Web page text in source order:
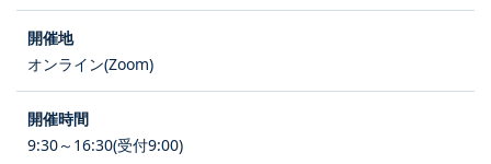
オンライン(Zoom)
9:30～16:30(受付9:00)